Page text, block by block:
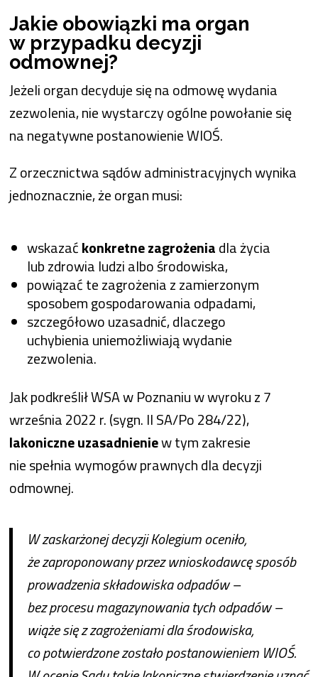
Jakie obowiązki ma organ
w przypadku decyzji
odmownej?
Jeżeli organ decyduje się na odmowę wydania
zezwolenia, nie wystarczy ogólne powołanie się
na negatywne postanowienie WIOŚ.
Z orzecznictwa sądów administracyjnych wynika
jednoznacznie, że organ musi:
wskazaćkonkretne zagrożeniadla życia
lub zdrowia ludzi albo środowiska,
powiązać te zagrożenia z zamierzonym
sposobem gospodarowania odpadami,
szczegółowo uzasadnić, dlaczego
uchybienia uniemożliwiają wydanie
zezwolenia.
Jak podkreślił WSA w Poznaniu w wyroku z 7
września 2022 r. (sygn. II SA/Po 284/22),
lakoniczne uzasadnieniew tym zakresie
nie spełnia wymogów prawnych dla decyzji
odmownej.
W zaskarżonej decyzji Kolegium oceniło,
że zaproponowany przez wnioskodawcę sposób
prowadzenia składowiska odpadów –
bez procesu magazynowania tych odpadów –
wiąże się z zagrożeniami dla środowiska,
co potwierdzone zostało postanowieniem WIOŚ.